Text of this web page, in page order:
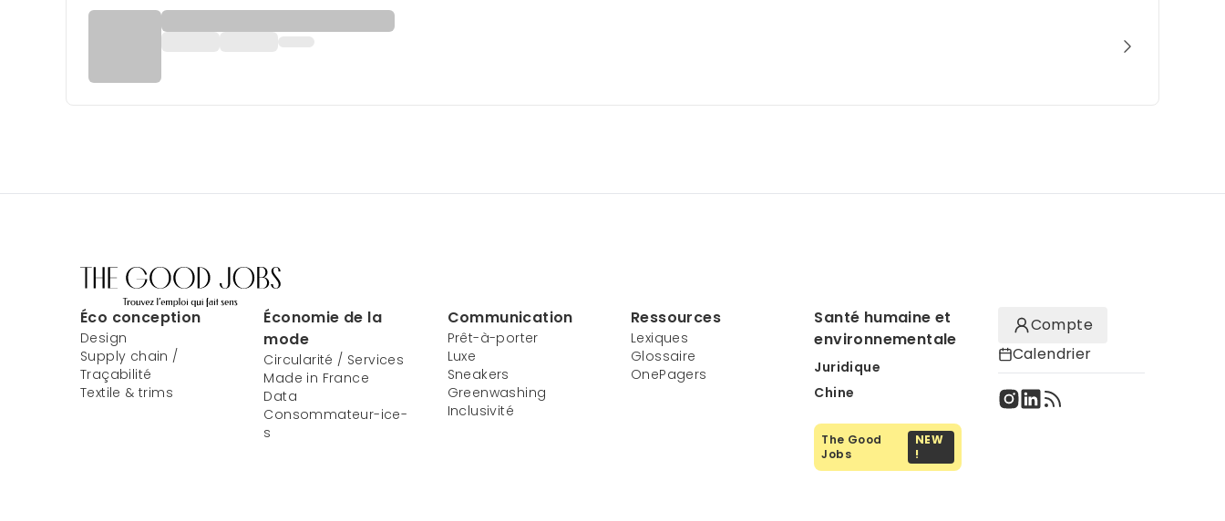
Éco conception
Design
Supply chain /
Traçabilité
Textile & trims
Économie de la
mode
Circularité / Services
Made in France
Data
Consommateur-ice-
s
Communication
Prêt-à-porter
Luxe
Sneakers
Greenwashing
Inclusivité
Ressources
Lexiques
Glossaire
OnePagers
Santé humaine et
environnementale
Juridique
Chine
The Good
Jobs
NEW
!
Compte
Calendrier